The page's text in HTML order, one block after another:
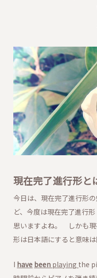
現在完了進行形と
今日は、現在完了進行形
ど、今度は現在完了進行
思いますよね。 しかも現
形は日本語にすると意味
I have been playing the